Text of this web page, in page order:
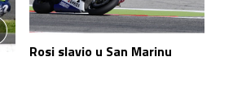
Rosi slavio u San Marinu